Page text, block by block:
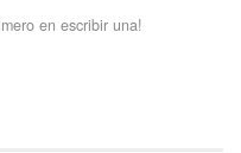
en escribir una!